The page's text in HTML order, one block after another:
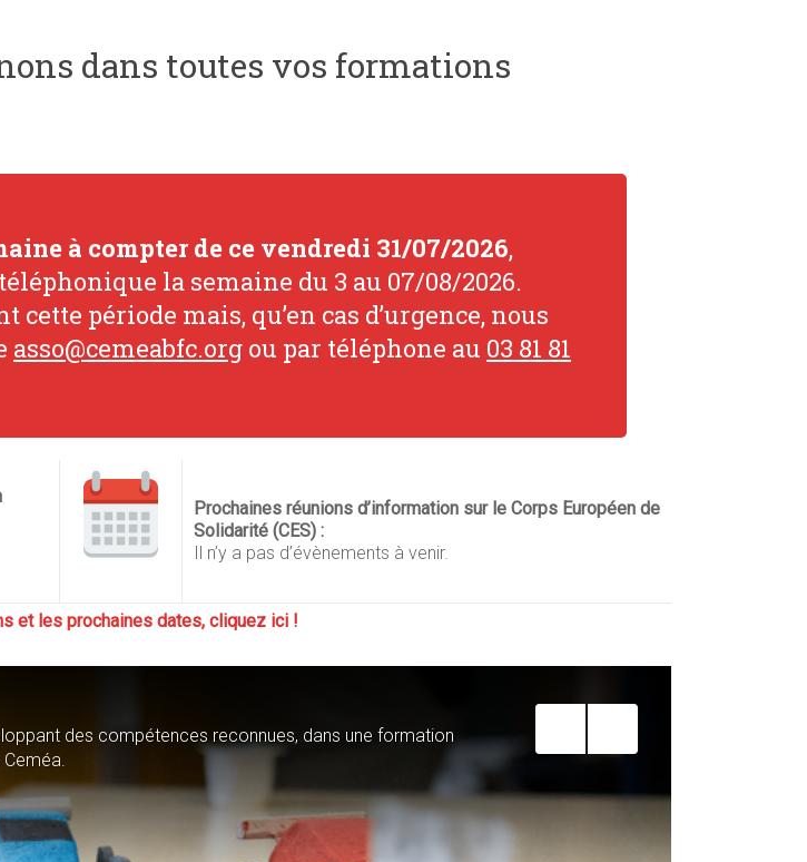
dans toutes vos formations
à compter de ce vendredi 31/07/2026,
la semaine du 3 au 07/08/2026.
cette période mais, qu’en cas d’urgence, nous
asso@cemeabfc.org ou par téléphone au 03 81 81
Prochaines réunions d’information sur le Corps Européen de
Solidarité (CES) :
Il n’y a pas d’évènements à venir.
et les prochaines dates, cliquez ici !
des compétences reconnues, dans une formation